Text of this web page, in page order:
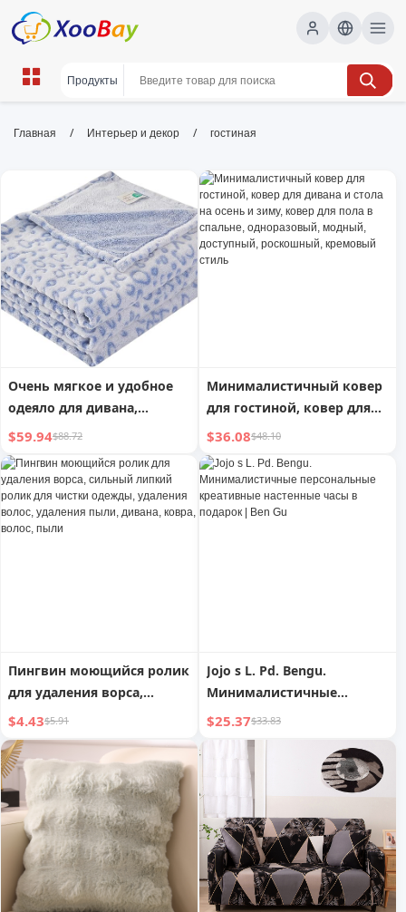
гостиная | XOOBAY B2B/B2C
гостиная, интерьер, стиль, мебель,
освещение, wholesale гостиная, XOOBAY
Современная гостиная: стиль, комфорт, дизайн интерьера
и практичные идеи.
Главная / Интерьер и декор / гостиная
Очень мягкое и удобное
одеяло для дивана,
подходит для женщин
$59.94$88.72
Минималистичный ковер
для гостиной, ковер для
дивана и стола на осень и
зиму, ковер для пола в
спальне, одноразовый,
модный, доступный,
роскошный, кремовый
$36.08$48.10
Пингвин моющийся ролик
для удаления ворса,
сильный липкий ролик
для чистки одежды,
удаления волос, удаления
пыли, дивана, ковра,
волос, пыли
$4.43$5.91
Jojo s L. Pd. Bengu.
Минималистичные
персональные креативные
настенные часы в подарок
| Ben Gu
$25.37$33.83